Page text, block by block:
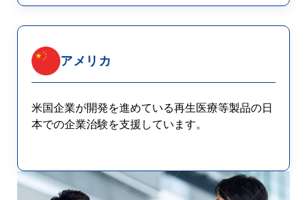
アメリカ
米国企業が開発を進めている再生医療等製品の日
本での企業治験を支援しています。